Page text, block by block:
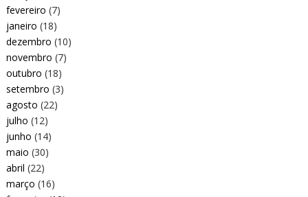
fevereiro (7)
janeiro (18)
dezembro (10)
novembro (7)
outubro (18)
setembro (3)
agosto (22)
julho (12)
junho (14)
maio (30)
abril (22)
março (16)